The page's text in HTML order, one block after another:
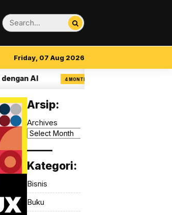
Friday, 07 Aug 2026
AI 4 MONTH AGO
Arsip:
Archives
Kategori:
Bisnis
Buku